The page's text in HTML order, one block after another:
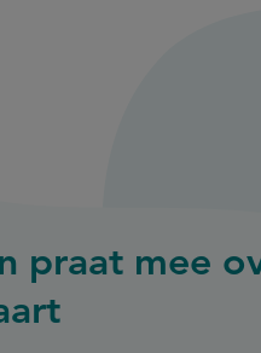
praat mee